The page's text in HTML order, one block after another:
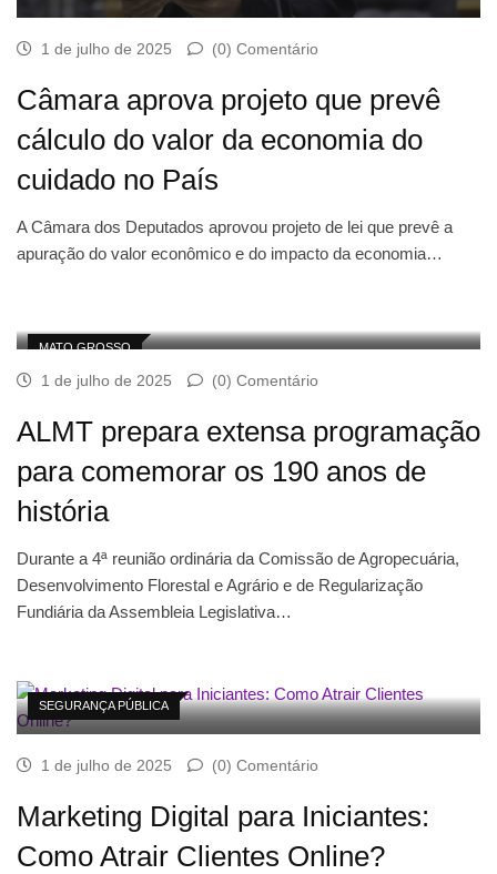
1 de julho de 2025 (0) Comentário
Câmara aprova projeto que prevê
cálculo do valor da economia do
cuidado no País
A Câmara dos Deputados aprovou projeto de lei que prevê a
apuração do valor econômico e do impacto da economia…
MATO GROSSO
1 de julho de 2025 (0) Comentário
ALMT prepara extensa programação
para comemorar os 190 anos de
história
Durante a 4ª reunião ordinária da Comissão de Agropecuária,
Desenvolvimento Florestal e Agrário e de Regularização
Fundiária da Assembleia Legislativa…
SEGURANÇA PÚBLICA
1 de julho de 2025 (0) Comentário
Marketing Digital para Iniciantes:
Como Atrair Clientes Online?